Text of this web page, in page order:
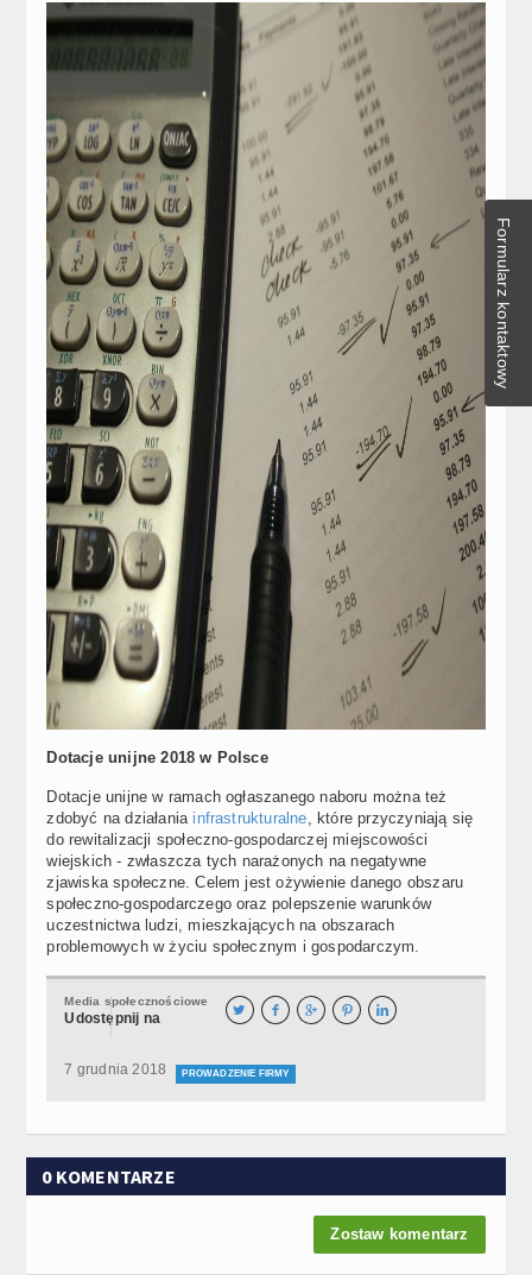
Dotacje unijne 2018 w Polsce
Dotacje unijne w ramach ogłaszanego naboru można też
zdobyć na działaniainfrastrukturalne, które przyczyniają się
do rewitalizacji społeczno-gospodarczej miejscowości
wiejskich - zwłaszcza tych narażonych na negatywne
zjawiska społeczne. Celem jest ożywienie danego obszaru
społeczno-gospodarczego oraz polepszenie warunków
uczestnictwa ludzi, mieszkających na obszarach
problemowych w życiu społecznym i gospodarczym.
Media społecznościowe
Udostępnij na     
7 grudnia 2018 PROWADZENIE FIRMY
0 KOMENTARZE
Zostaw komentarz
Formularz kontaktowy